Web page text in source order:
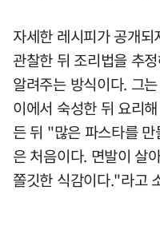
자세한 레시피가 공개
관찰한 뒤 조리법을 추
알려주는 방식이다. 그
이에서 숙성한 뒤 요리
든 뒤 "많은 파스타를
은 처음이다. 면발이 살
쫄깃한 식감이다."라고